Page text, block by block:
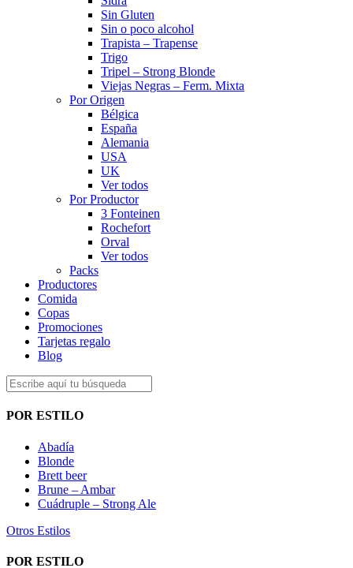
Sin Gluten
Sin o poco alcohol
Trapista – Trapense
Trigo
Tripel – Strong Blonde
Viejas Negras – Ferm. Mixta
Por Origen
Bélgica
España
Alemania
USA
UK
Ver todos
Por Productor
3 Fonteinen
Rochefort
Orval
Ver todos
Packs
Productores
Comida
Copas
Promociones
Tarjetas regalo
Blog
POR ESTILO
Abadía
Blonde
Brett beer
Brune – Ambar
Cuádruple – Strong Ale
Otros Estilos
POR ESTILO